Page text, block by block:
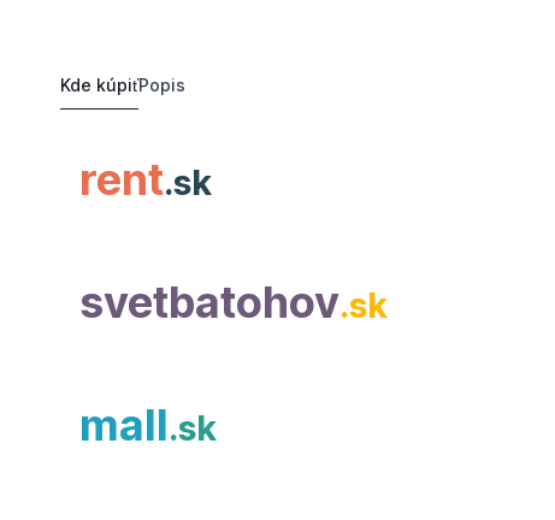
Kde kúpiťPopis
rent.sk
svetbatohov.sk
mall.sk